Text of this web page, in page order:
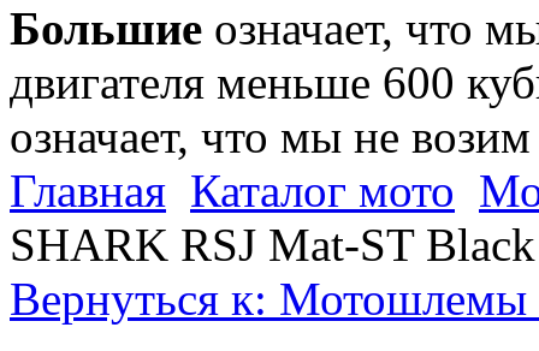
Большие означает, что
двигателя меньше 600
означает, что мы не
Главная Каталог мото
SHARK RSJ Mat-ST
Вернуться к: Мотошлемы